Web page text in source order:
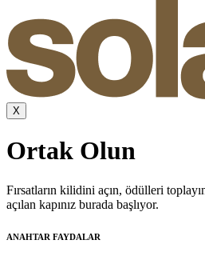
X
Ortak Olun
Fırsatların kilidini açın, ödülleri
açılan kapınız burada başlıyor.
ANAHTAR FAYDALAR